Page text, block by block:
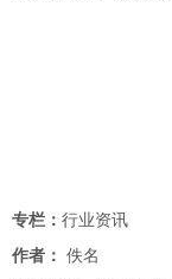
专栏： 行业资讯
作者： 佚名